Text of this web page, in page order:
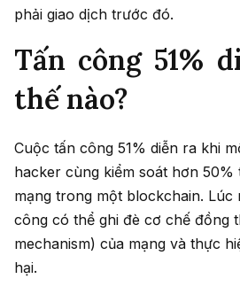
phải giao dịch trước đó.
Tấn công 51%
thế nào?
Cuộc tấn công 51% diễn ra khi
hacker cùng kiểm soát hơn 50%
mạng trong một blockchain. Lúc
công có thể ghi đè cơ chế đồng
mechanism) của mạng và thực
hại.